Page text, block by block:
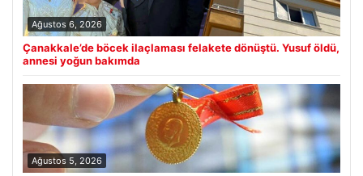
Ağustos 6, 2026
Çanakkale’de böcek ilaçlaması felakete dönüştü. Yusuf öldü,
annesi yoğun bakımda
Ağustos 5, 2026